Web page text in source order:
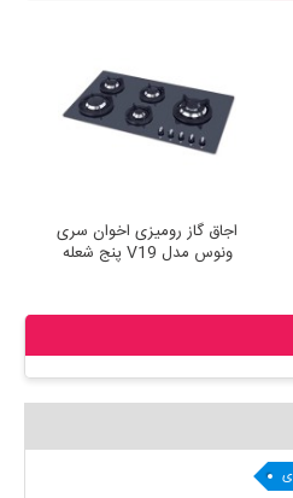
اجاق گاز
ونوس مدل V19 پنج شعله
اخوان سری